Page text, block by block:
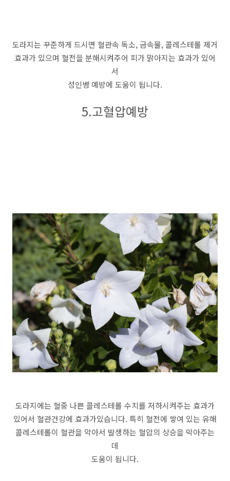
도라지는 꾸준하게 드시면 혈관속 독소, 금속물, 콜레스테롤 제거
효과가 있으며 혈전을 분해시켜주어 피가 맑아지는 효과가 있어
서
성인병 예방에 도움이 됩니다.
5.고혈압예방
도라지에는 혈중 나쁜 콜레스테롤 수치를 저하시켜주는 효과가
있어서 혈관건강에 효과가있습니다. 특히 혈전에 쌓여 있는 유해
콜레스테롤이 혈관을 악아서 발생하는 혈압의 상승을 막아주는
데
도움이 됩니다.